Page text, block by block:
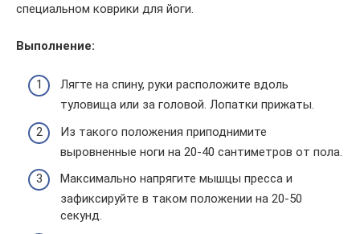
специальном коврики для йоги.
Выполнение:
Лягте на спину, руки расположите вдоль
туловища или за головой. Лопатки прижаты.
Из такого положения приподнимите
выровненные ноги на 20-40 сантиметров от пола.
Максимально напрягите мышцы пресса и
зафиксируйте в таком положении на 20-50
секунд.